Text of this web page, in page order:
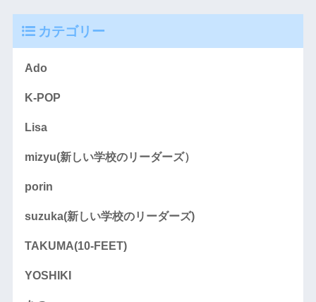
カテゴリー
Ado
K-POP
Lisa
mizyu(新しい学校のリーダーズ）
porin
suzuka(新しい学校のリーダーズ)
TAKUMA(10-FEET)
YOSHIKI